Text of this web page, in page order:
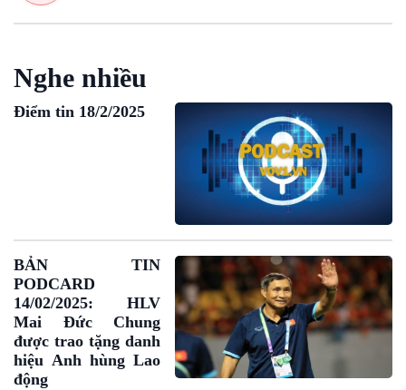
Nghe nhiều
Điểm tin 18/2/2025
BẢN TIN
PODCARD
14/02/2025: HLV
Mai Đức Chung
được trao tặng danh
hiệu Anh hùng Lao
động